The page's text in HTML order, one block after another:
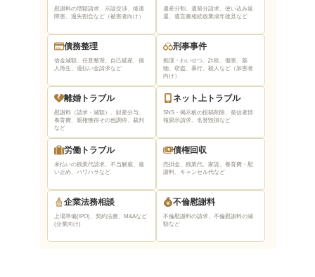
慰謝料の増額請求、示談交渉、後遺
障害、過失割合など（被害者向け）
遺産分割、遺留分請求、使い込み返
還、遺言書相続放棄成年後見など
債務整理
借金減額、任意整理、自己破産、個
人再生、過払い金請求など
刑事事件
痴漢・わいせつ、詐欺、傷害、薬
物、窃盗、暴行、殺人など（加害者
向け）
離婚トラブル
慰謝料（請求・減額）、財産分与、
養育費、親権獲得その他調停、裁判
など
ネット上トラブル
SNS・掲示板の投稿削除、発信者情
報開示請求、名誉毀損など
労働トラブル
未払いの残業代請求、不当解雇、雇
い止め、パワハラなど
債権回収
売掛金、残業代、家賃、養育費・慰
謝料、キャンセル代など
企業法務相談
上場準備(IPO)、契約法務、M&Aなど
(企業向け)
不倫慰謝料
不倫慰謝料の請求、不倫慰謝料の減
額など